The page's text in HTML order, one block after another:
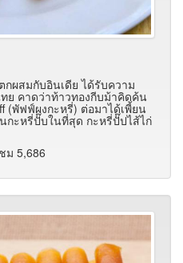
ผสมกับอินเดีย ได้รับความ
ย คาดว่าท้าวทองกีบม้าคิดค้น
(พัฟฟ์ผงกะหรี่) ต่อมาได้เพี้ยน
กะหรี่ปั๊บในที่สุด กะหรี่ปั๊ปไส้ไก่
ม 5,686